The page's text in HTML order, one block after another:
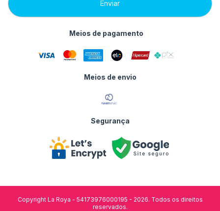
Meios de pagamento
Meios de envio
Segurança
Copyright La Roya - 54173976000195 - 2026. Todos os direitos
reservados.